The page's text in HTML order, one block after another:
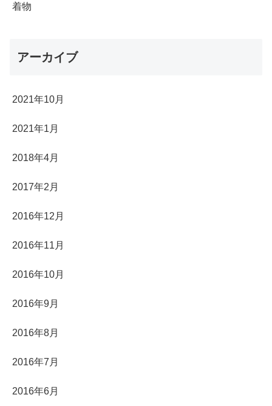
着物
アーカイブ
2021年10月
2021年1月
2018年4月
2017年2月
2016年12月
2016年11月
2016年10月
2016年9月
2016年8月
2016年7月
2016年6月